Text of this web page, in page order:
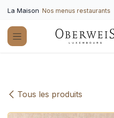
La Maison Nos menus restaurants
Tous les produits